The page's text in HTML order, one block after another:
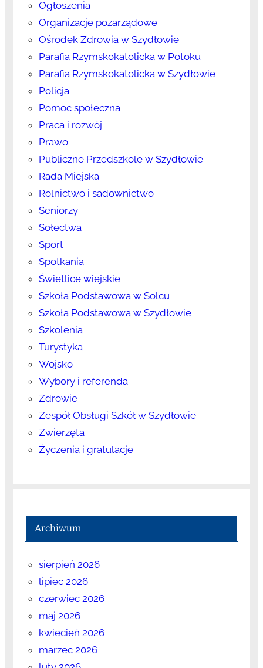
Ogłoszenia
Organizacje pozarządowe
Ośrodek Zdrowia w Szydłowie
Parafia Rzymskokatolicka w Potoku
Parafia Rzymskokatolicka w Szydłowie
Policja
Pomoc społeczna
Praca i rozwój
Prawo
Publiczne Przedszkole w Szydłowie
Rada Miejska
Rolnictwo i sadownictwo
Seniorzy
Sołectwa
Sport
Spotkania
Świetlice wiejskie
Szkoła Podstawowa w Solcu
Szkoła Podstawowa w Szydłowie
Szkolenia
Turystyka
Wojsko
Wybory i referenda
Zdrowie
Zespół Obsługi Szkół w Szydłowie
Zwierzęta
Życzenia i gratulacje
Archiwum
sierpień 2026
lipiec 2026
czerwiec 2026
maj 2026
kwiecień 2026
marzec 2026